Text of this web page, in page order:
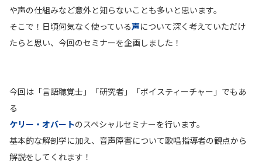
や声の仕組みなど意外と知らないことも多いと思います。
そこで！日頃何気なく使っている声について深く考えていただけ
たらと思い、今回のセミナーを企画しました！
今回は「言語聴覚士」「研究者」「ボイスティーチャー」でもあ
る
ケリー・オバートのスペシャルセミナーを行います。
基本的な解剖学に加え、音声障害について歌唱指導者の観点から
解説をしてくれます！